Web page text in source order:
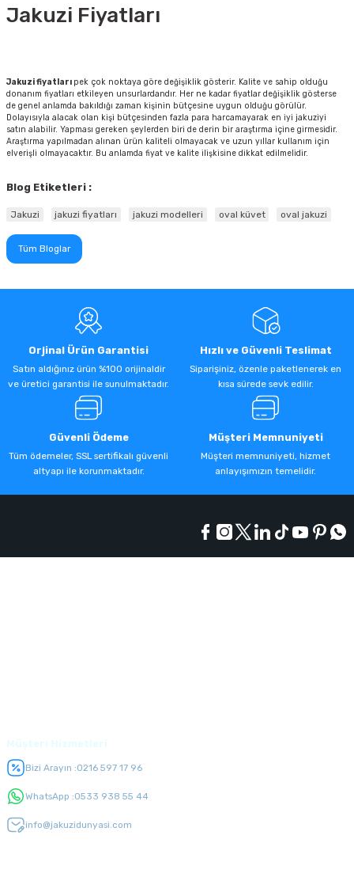
Jakuzi Fiyatları
Jakuzifiyatları pek çok noktaya göre değişiklik gösterir. Kalite ve sahip olduğu
donanım fiyatları etkileyen unsurlardandır. Her ne kadar fiyatlar değişiklik gösterse
de genel anlamda bakıldığı zaman kişinin bütçesine uygun olduğu görülür.
Dolayısıyla alacak olan kişi bütçesinden fazla para harcamayarak en iyi jakuziyi
satın alabilir. Yapması gereken şeylerden biri de derin bir araştırma içine girmesidir.
Araştırma yapılmadan alınan ürün kaliteli olmayacak ve uzun yıllar kullanım için
elverişli olmayacaktır. Bu anlamda fiyat ve kalite ilişkisine dikkat edilmelidir.
Blog Etiketleri :
Jakuzi jakuzi fiyatları jakuzi modelleri oval küvet oval jakuzi
Tüm Bloglar
Orjinal Ürün Garantisi
Satın aldığınız ürün %100 orijinaldir
ve üretici garantisi ile sunulmaktadır.
Hızlı ve Güvenli Teslimat
Siparişiniz, özenle paketlenerek en
kısa sürede sevk edilir.
Güvenli Ödeme
Tüm ödemeler, SSL sertifikalı güvenli
altyapı ile korunmaktadır.
Müşteri Memnuniyeti
Müşteri memnuniyeti, hizmet
anlayışımızın temelidir.
Bizi Arayın :0216 597 17 96
WhatsApp :0533 938 55 44
info@jakuzidunyasi.com